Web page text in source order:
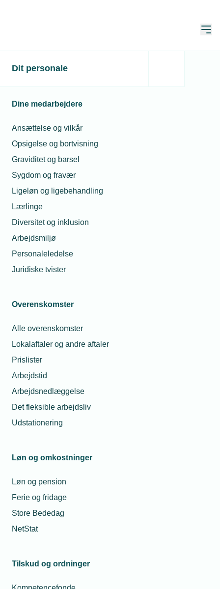
Dit personale
Dine medarbejdere
Ansættelse og vilkår
Opsigelse og bortvisning
Graviditet og barsel
Sygdom og fravær
Ligeløn og ligebehandling
Lærlinge
Diversitet og inklusion
Arbejdsmiljø
Personaleledelse
Juridiske tvister
Overenskomster
Alle overenskomster
Lokalaftaler og andre aftaler
Prislister
Arbejdstid
Arbejdsnedlæggelse
Det fleksible arbejdsliv
Udstationering
Løn og omkostninger
Løn og pension
Ferie og fridage
Store Bededag
NetStat
Tilskud og ordninger
Fagets medalje – 4.
Forfatter: Julie Møller Sørensen
december 2025
Stefan Maqe Christensen og Thor Valdemar Larsen fra
Elektrogården Sorø ApS er blandt de svende, der har
anerkendelse for deres flotte præstationer.